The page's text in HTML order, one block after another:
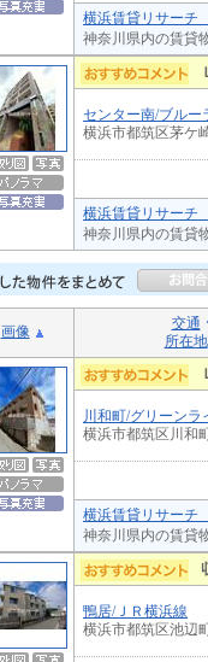
横浜賃貸リサーチ
神奈川県内の賃貸
センター南/ブルー
横浜市都筑区茅ケ
横浜賃貸リサーチ
神奈川県内の賃貸
画像
交通
所在地
川和町/グリーンラ
横浜市都筑区川和
横浜賃貸リサーチ
神奈川県内の賃貸
鴨居/ＪＲ横浜線
横浜市都筑区池辺